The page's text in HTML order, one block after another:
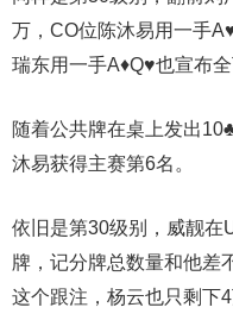
万，CO位陈沐易用一手
瑞东用一手A♦️Q♥️也宣布
随着公共牌在桌上发出
沐易获得主赛第6名。
依旧是第30级别，威靓在
牌，记分牌总数量和他差
这个跟注，杨云也只剩下4